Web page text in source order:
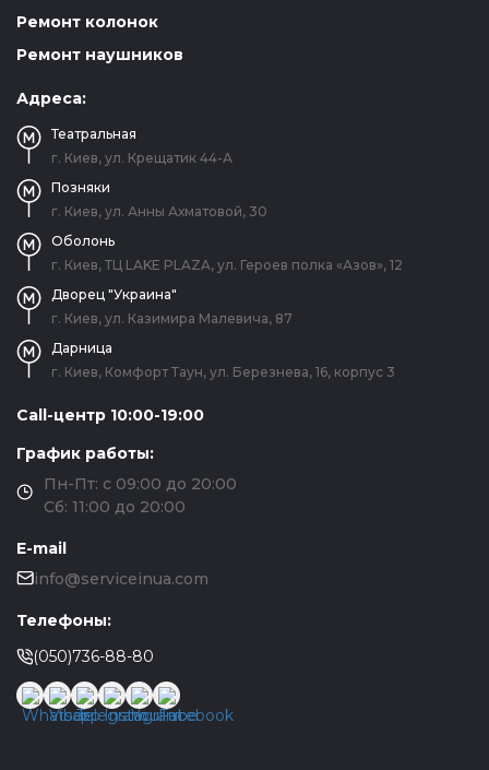
Ремонт колонок
Ремонт наушников
Адреса:
Театральная
г. Киев, ул. Крещатик 44-А
Позняки
г. Киев, ул. Анны Ахматовой, 30
Оболонь
г. Киев, ТЦ LAKE PLAZA, ул. Героев полка «Азов», 12
Дворец "Украина"
г. Киев, ул. Казимира Малевича, 87
Дарница
г. Киев, Комфорт Таун, ул. Березнева, 16, корпус 3
Call-центр 10:00-19:00
График работы:
Пн-Пт: с 09:00 до 20:00
Сб: 11:00 до 20:00
E-mail
info@serviceinua.com
Телефоны:
(050)736-88-80